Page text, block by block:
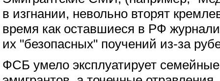
в изгнании, невольно вторят
время как оставшиеся в РФ
их "безопасных" поучений из-за
ФСБ умело эксплуатирует